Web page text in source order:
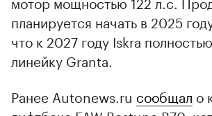
планируется начать в 2025
что к 2027 году Iskra
линейку Granta.
Ранее Autonews.ru сообщал о